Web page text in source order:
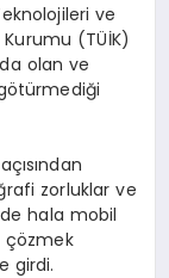
ve
(TÜİK)
olan ve
zorluklar ve
hala mobil
çözmek
girdi.